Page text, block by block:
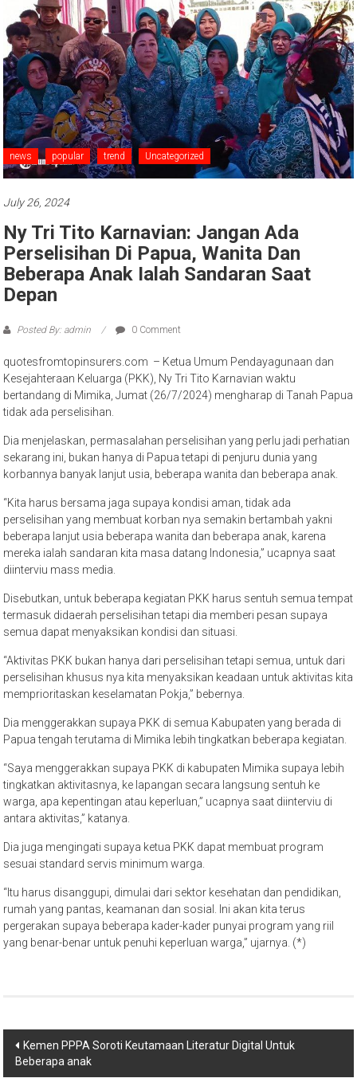
news popular trend Uncategorized
July 26, 2024
Ny Tri Tito Karnavian: Jangan Ada
Perselisihan Di Papua, Wanita Dan
Beberapa Anak Ialah Sandaran Saat
Depan
Posted By: admin 0 Comment
quotesfromtopinsurers.com – Ketua Umum Pendayagunaan dan
Kesejahteraan Keluarga (PKK), Ny Tri Tito Karnavian waktu
bertandang di Mimika, Jumat (26/7/2024) mengharap di Tanah Papua
tidak ada perselisihan.
Dia menjelaskan, permasalahan perselisihan yang perlu jadi perhatian
sekarang ini, bukan hanya di Papua tetapi di penjuru dunia yang
korbannya banyak lanjut usia, beberapa wanita dan beberapa anak.
“Kita harus bersama jaga supaya kondisi aman, tidak ada
perselisihan yang membuat korban nya semakin bertambah yakni
beberapa lanjut usia beberapa wanita dan beberapa anak, karena
mereka ialah sandaran kita masa datang Indonesia,” ucapnya saat
diinterviu mass media.
Disebutkan, untuk beberapa kegiatan PKK harus sentuh semua tempat
termasuk didaerah perselisihan tetapi dia memberi pesan supaya
semua dapat menyaksikan kondisi dan situasi.
“Aktivitas PKK bukan hanya dari perselisihan tetapi semua, untuk dari
perselisihan khusus nya kita menyaksikan keadaan untuk aktivitas kita
memprioritaskan keselamatan Pokja,” bebernya.
Dia menggerakkan supaya PKK di semua Kabupaten yang berada di
Papua tengah terutama di Mimika lebih tingkatkan beberapa kegiatan.
“Saya menggerakkan supaya PKK di kabupaten Mimika supaya lebih
tingkatkan aktivitasnya, ke lapangan secara langsung sentuh ke
warga, apa kepentingan atau keperluan,” ucapnya saat diinterviu di
antara aktivitas,” katanya.
Dia juga mengingati supaya ketua PKK dapat membuat program
sesuai standard servis minimum warga.
“Itu harus disanggupi, dimulai dari sektor kesehatan dan pendidikan,
rumah yang pantas, keamanan dan sosial. Ini akan kita terus
pergerakan supaya beberapa kader-kader punyai program yang riil
yang benar-benar untuk penuhi keperluan warga,” ujarnya. (*)
Post
navigation
Kemen PPPA Soroti Keutamaan Literatur Digital Untuk
Beberapa anak